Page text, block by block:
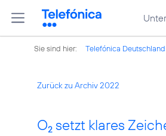
Sie sind hier: Telefónica Deutschland
Zurück zu Archiv 2022
O2 setzt klares